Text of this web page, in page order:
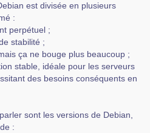
est divisée en plusieurs
:
perpétuel ;
stabilité ;
ça ne bouge plus beaucoup ;
stable, idéale pour les serveurs
des besoins conséquents en
sont les versions de Debian,
: